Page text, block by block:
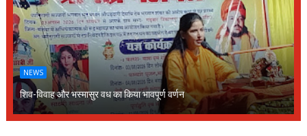
NEWS
शिव-विवाह और भस्मासुर वध का किया भावपूर्ण वर्णन